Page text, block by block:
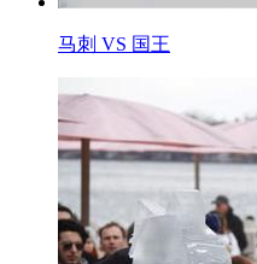
马刺 VS 国王